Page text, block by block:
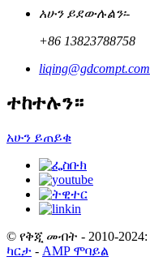
አሁን ይደውሉልን፡-
+86 13823788758
liqing@gdcompt.com
ተከተሉን።
አሁን ይጠይቁ
© የቅጂ መብት - 2010-
ካርታ - AMP ሞባይል